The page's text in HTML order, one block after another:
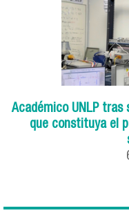
Académico UNLP tras
que constituya el